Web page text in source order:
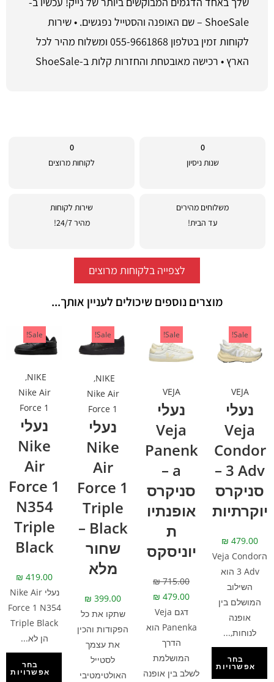
ShoeSale – שם האופנה והסטייל נפגשים. • שירות
לקוחות זמין בטלפון 055-9661868 ומשלוח מהיר לכל
הארץ • רכישה מאובטחת והחזרות קלות ב-ShoeSale
0
שנות ניסיון
0
לקוחות מרוצים
משלוחים מהירים
עד הבית!
שירות לקוחות
מהיר 24/7!
לצפייה בלקוחות מרוצים
מוצרים נוספים שיכולים לעניין אותך...
Sale!
VEJA
נעלי
Veja
Condor
3 Adv –
סניקרס
יוקרתיות
₪ 479.00
הVeja Condor
3 Adv הוא
השילוב
המושלם בין
אופנה
לנוחות,...
בחר
אפשרויות
Sale!
VEJA
נעלי
Veja
Panenk
a –
סניקרס
אופנתיו
ת
יוניסקס
₪715.00
₪ 479.00
דגם Veja
Panenka הוא
הדרך
המושלמת
לשלב בין אופנה
Sale!
NIKE
,
Nike Air
Force 1
נעלי
Nike
Air
Force 1
Triple
Black –
שחור
מלא
₪ 399.00
שתקו את כל
הפקודות והכין
את עצמך
לסטייל
האולטימטיבי
Sale!
NIKE
,
Nike Air
Force 1
נעלי
Nike
Air
Force 1
N354
Triple
Black
₪ 419.00
נעלי Nike Air
Force 1 N354
Triple Black
הן לא...
בחר
אפשרויות